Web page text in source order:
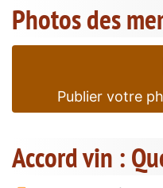
Photos des
Publier votre
Accord vin :